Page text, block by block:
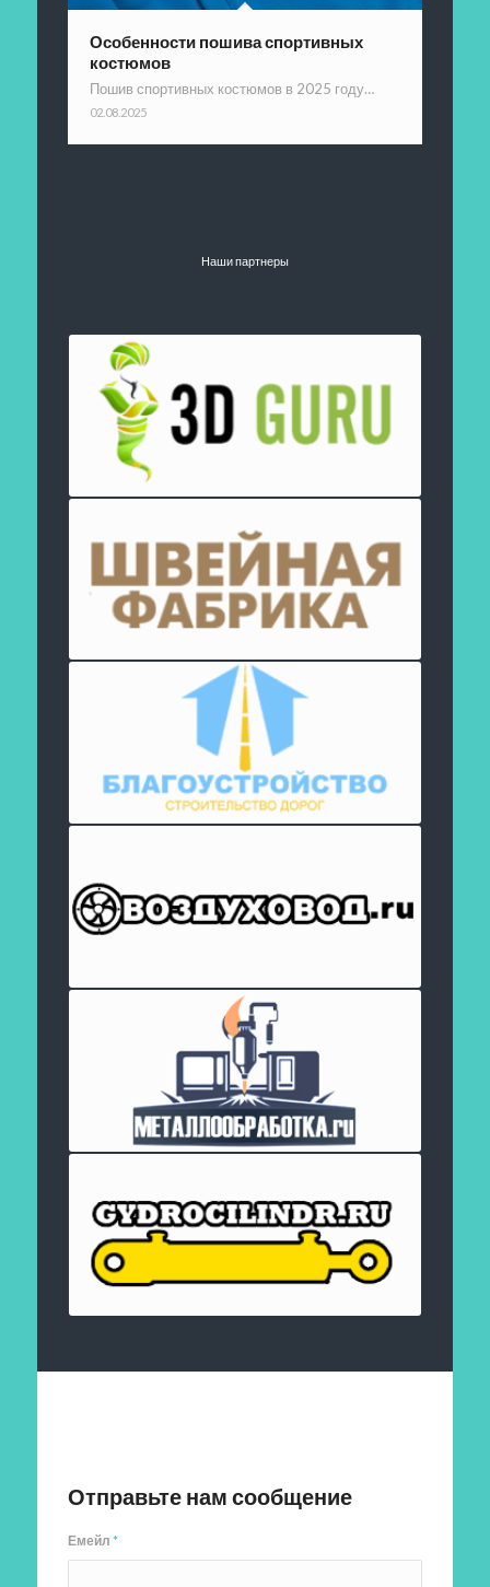
Особенности пошива спортивных
костюмов
Пошив спортивных костюмов в 2025 году…
02.08.2025
Наши партнеры
Отправьте нам сообщение
Емейл*